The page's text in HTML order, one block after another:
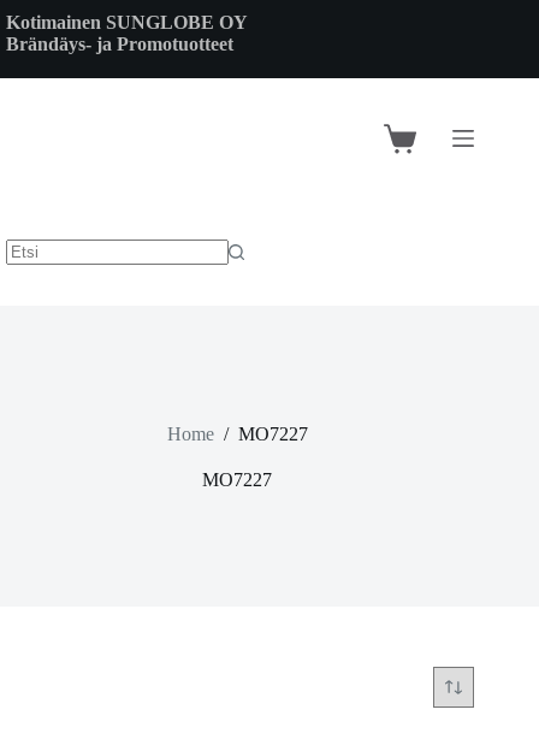
to
content
Kotimainen SUNGLOBE OY
Brändäys- ja Promotuotteet
Shopping
Home / MO7227
MO7227